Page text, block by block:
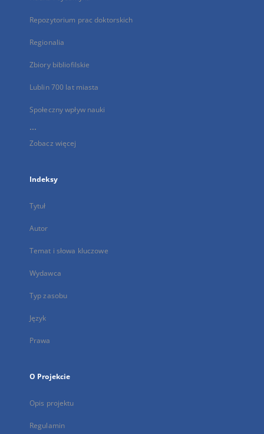
Repozytorium prac doktorskich
Regionalia
Zbiory bibliofilskie
Lublin 700 lat miasta
Społeczny wpływ nauki
...
Zobacz więcej
Indeksy
Tytuł
Autor
Temat i słowa kluczowe
Wydawca
Typ zasobu
Język
Prawa
O Projekcie
Opis projektu
Regulamin